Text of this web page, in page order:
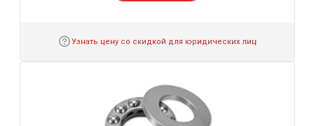
Узнать цену со скидкой для юридических лиц